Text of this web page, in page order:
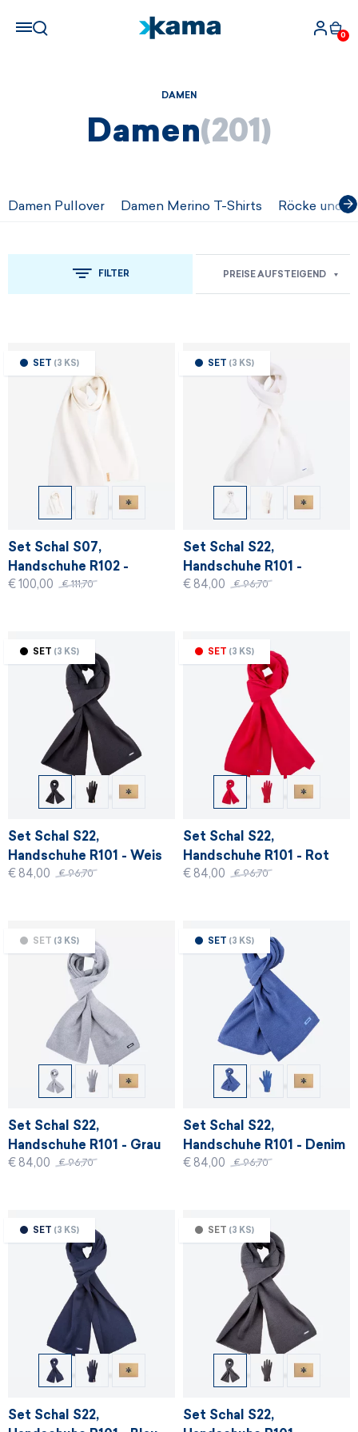
0
DAMEN
Damen(201)
Damen Pullover Damen Merino T-Shirts Röcke und
FILTER PREISE AUFSTEIGEND
Set Schal S07,
Handschuhe R102 -
Schwarz - kopie
€ 100,00 € 111,70
SET (3 KS)
Set Schal S22,
Handschuhe R101 -
Schwarz
€ 84,00 € 96,70
SET (3 KS)
Set Schal S22,
Handschuhe R101 - Weis
€ 84,00 € 96,70
SET (3 KS)
Set Schal S22,
Handschuhe R101 - Rot
€ 84,00 € 96,70
SET (3 KS)
Set Schal S22,
Handschuhe R101 - Grau
€ 84,00 € 96,70
SET (3 KS)
Set Schal S22,
Handschuhe R101 - Denim
€ 84,00 € 96,70
SET (3 KS)
Set Schal S22,
SET (3 KS)
Set Schal S22,
SET (3 KS)